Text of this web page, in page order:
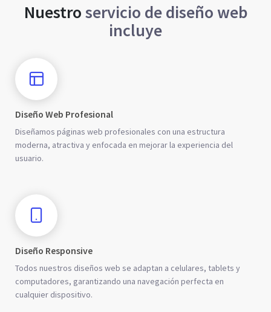
Nuestroservicio de diseño web
incluye
Diseño Web Profesional
Diseñamos páginas web profesionales con una estructura
moderna, atractiva y enfocada en mejorar la experiencia del
usuario.
Diseño Responsive
Todos nuestros diseños web se adaptan a celulares, tablets y
computadores, garantizando una navegación perfecta en
cualquier dispositivo.